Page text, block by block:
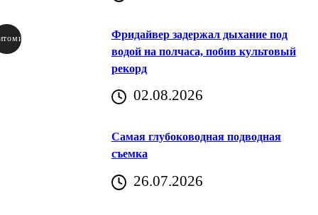
Фридайвер задержал дыхание под
водой на полчаса, побив культовый
рекорд
02.08.2026
Самая глубоководная подводная
съемка
26.07.2026